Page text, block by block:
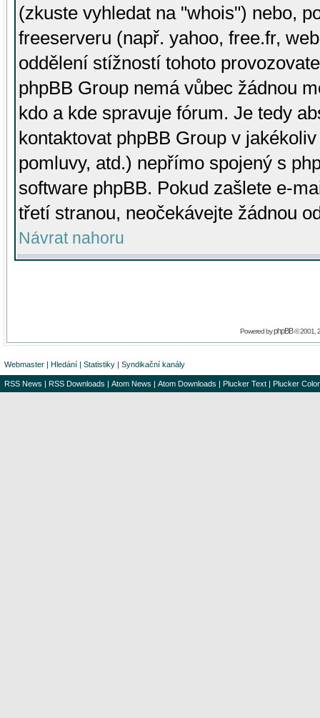
(zkuste vyhledat na "whois") nebo,
freeserveru (např. yahoo, free.fr,
oddělení stížností tohoto
phpBB Group nemá vůbec žádnou
kdo a kde spravuje fórum. Je tedy
kontaktovat phpBB Group v
pomluvy, atd.) nepřímo spojený s
software phpBB. Pokud zašlete e-
třetí stranou, neočekávejte žádnou
Návrat nahoru
Powered byphpBB© 2001,
Webmaster | Hledání | Statistiky | Syndikační kanály
RSS News | RSS Downloads | Atom News | Atom Downloads | Plucker Text | Plucker Color